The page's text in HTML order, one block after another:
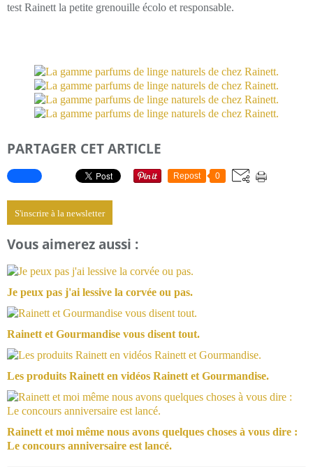
test Rainett la petite grenouille écolo et responsable.
PARTAGER CET ARTICLE
Repost 0
S'inscrire à la newsletter
Vous aimerez aussi :
Je peux pas j'ai lessive la corvée ou pas.
Rainett et Gourmandise vous disent tout.
Les produits Rainett en vidéos Rainett et Gourmandise.
Rainett et moi même nous avons quelques choses à vous dire :
Le concours anniversaire est lancé.